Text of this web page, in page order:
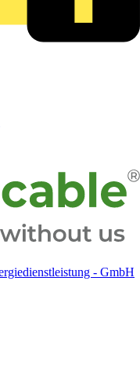
- GmbH